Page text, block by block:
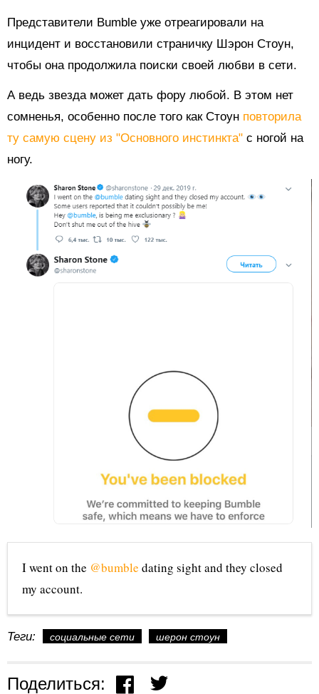
Представители Bumble уже отреагировали на
инцидент и восстановили страничку Шэрон Стоун,
чтобы она продолжила поиски своей любви в сети.
А ведь звезда может дать фору любой. В этом нет
сомненья, особенно после того как Стоун повторила
ту самую сцену из "Основного инстинкта" с ногой на
ногу.
I went on the @bumble dating sight and they closed
my account.
Теги: социальные сети шерон стоун
Поделиться: